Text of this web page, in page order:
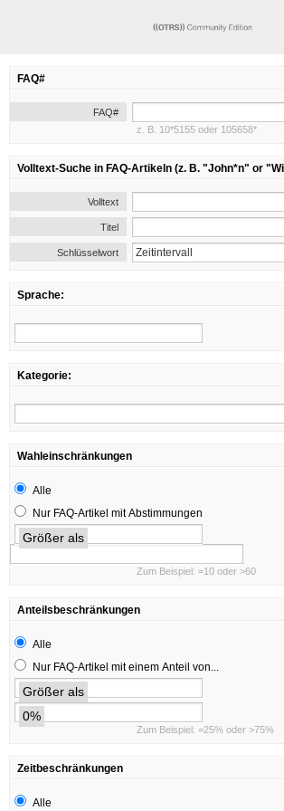
FAQ#
FAQ#
z. B. 10*5155 oder 105658*
Volltext-Suche in FAQ-Artikeln (z. B. "John*n" or
Volltext
Titel
Schlüsselwort
Sprache:
Kategorie:
Wahleinschränkungen
Alle
Nur FAQ-Artikel mit Abstimmungen
Größer als
Zum Beispiel: =10 oder >60
Anteilsbeschränkungen
Alle
Nur FAQ-Artikel mit einem Anteil von...
Größer als
0%
Zum Beispiel: =25% oder >75%
Zeitbeschränkungen
Alle